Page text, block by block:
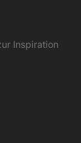
Inspiration